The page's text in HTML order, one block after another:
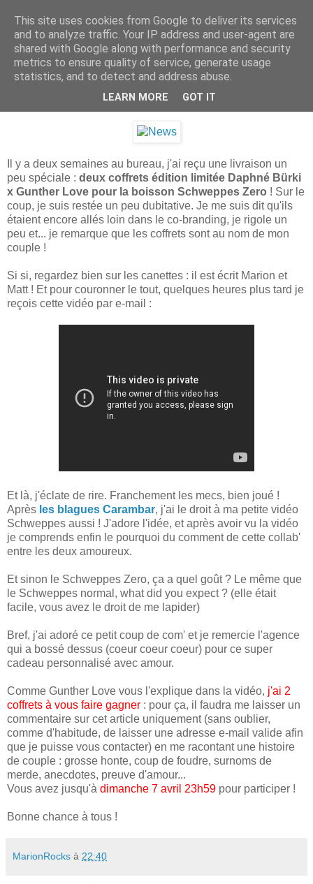
mercredi 3 avril 2013
Concours Express : Schweppes Zero !
Il y a deux semaines au bureau, j'ai reçu une livraison un
peu spéciale : deux coffrets édition limitée Daphné Bürki
x Gunther Love pour la boisson Schweppes Zero ! Sur le
coup, je suis restée un peu dubitative. Je me suis dit qu'ils
étaient encore allés loin dans le co-branding, je rigole un
peu et... je remarque que les coffrets sont au nom de mon
couple !
Si si, regardez bien sur les canettes : il est écrit Marion et
Matt ! Et pour couronner le tout, quelques heures plus tard je
reçois cette vidéo par e-mail :
Et là, j'éclate de rire. Franchement les mecs, bien joué !
Après les blagues Carambar, j'ai le droit à ma petite vidéo
Schweppes aussi ! J'adore l'idée, et après avoir vu la vidéo
je comprends enfin le pourquoi du comment de cette collab'
entre les deux amoureux.
Et sinon le Schweppes Zero, ça a quel goût ? Le même que
le Schweppes normal, what did you expect ? (elle était
facile, vous avez le droit de me lapider)
Bref, j'ai adoré ce petit coup de com' et je remercie l'agence
qui a bossé dessus (coeur coeur coeur) pour ce super
cadeau personnalisé avec amour.
Comme Gunther Love vous l'explique dans la vidéo, j'ai 2
coffrets à vous faire gagner : pour ça, il faudra me laisser un
commentaire sur cet article uniquement (sans oublier,
comme d'habitude, de laisser une adresse e-mail valide afin
que je puisse vous contacter) en me racontant une histoire
de couple : grosse honte, coup de foudre, surnoms de
merde, anecdotes, preuve d'amour...
Vous avez jusqu'à dimanche 7 avril 23h59 pour participer !
Bonne chance à tous !
MarionRocks à 22:40
This site uses cookies from Google to deliver its services
and to analyze traffic. Your IP address and user-agent are
shared with Google along with performance and security
metrics to ensure quality of service, generate usage
statistics, and to detect and address abuse.
LEARN MORE GOT IT